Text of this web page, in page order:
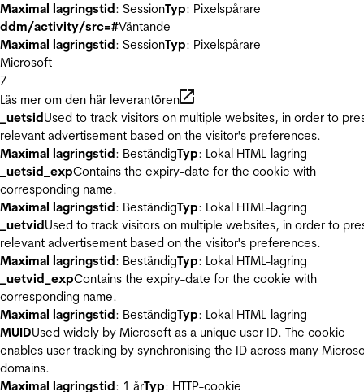
Maximal lagringstid: SessionTyp: Pixelspårare
ddm/activity/src=#Väntande
Maximal lagringstid: SessionTyp: Pixelspårare
Microsoft
7
Läs mer om den här leverantören
_uetsidUsed to track visitors on multiple websites, in order to
relevant advertisement based on the visitor's preferences.
Maximal lagringstid: BeständigTyp: Lokal HTML-lagring
_uetsid_expContains the expiry-date for the cookie with
corresponding name.
Maximal lagringstid: BeständigTyp: Lokal HTML-lagring
_uetvidUsed to track visitors on multiple websites, in order to
relevant advertisement based on the visitor's preferences.
Maximal lagringstid: BeständigTyp: Lokal HTML-lagring
_uetvid_expContains the expiry-date for the cookie with
corresponding name.
Maximal lagringstid: BeständigTyp: Lokal HTML-lagring
MUIDUsed widely by Microsoft as a unique user ID. The cookie
enables user tracking by synchronising the ID across many
domains.
Maximal lagringstid: 1 årTyp: HTTP-cookie